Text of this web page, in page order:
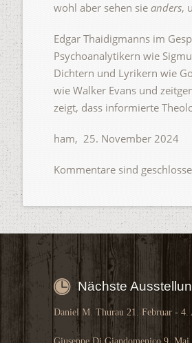
wohl aber sehen sie anders,
Edgar Thaidigmanns im
Psychoanalytikern wie
Dichtern und Lyrikern wie
wie Walker Evans und
zeigt, dass informierte
ham, 25. November 2024
Kommentare sind
Nächste
Daniel M. Thurau 21. Februar - 4.